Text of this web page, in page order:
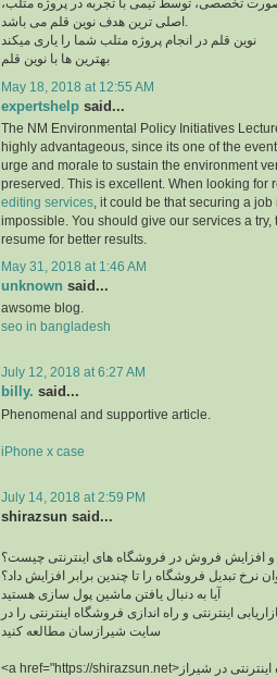
صورت تخصصی، توسط تیمی با تجربه در پروژه متلب،
اصلی ترین هدف نوین قلم می باشد.
نوین قلم در انجام پروژه متلب شما را یاری میکند
بهترین ها با نوین قلم
May 18, 2018 at 12:55 AM
expertshelp said...
The NM Environmental Policy Initiatives
highly advantageous, since its one of the
urge and morale to sustain the environment
preserved. This is excellent. When looking for
editing services , it could be that securing a
impossible. You should give our services a try,
resume for better results.
May 31, 2018 at 1:46 AM
unknown said...
awsome blog.
seo in bangladesh
July 12, 2018 at 6:27 AM
billy. said...
Phenomenal and supportive article.
iPhone x case
July 14, 2018 at 2:59 PM
shirazsun said...
و افزایش فروش در فروشگاه های اینترنتی چیست؟
نرخ تبدیل فروشگاه را تا چندین برابر افزایش داد؟
آیا به دنبال یافتن ماشین پول سازی هستید
اینترنتی و راه اندازی فروشگاه اینترنتی را در
سایت شیرازسان مطالعه کنید